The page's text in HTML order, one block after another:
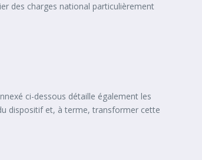
des charges national particulièrement
ci-dessous détaille également les
dispositif et, à terme, transformer cette